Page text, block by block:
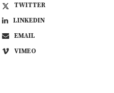
TWITTER
LINKEDIN
EMAIL
VIMEO